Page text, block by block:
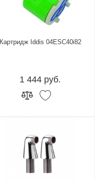
Картридж Iddis 04ESC40i82
1 444 руб.